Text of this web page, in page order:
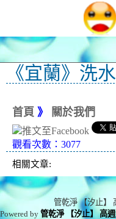
《宜蘭》洗
首頁 》 關於我們
觀看次數：3077
相關文章:
管乾淨 【汐止】
Powered by管乾淨 【汐止】 高